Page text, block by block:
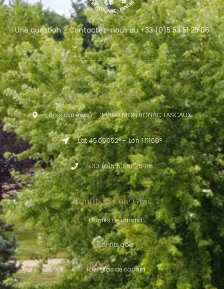
Une question ? Contactez-nous au +33 (0)5 53 51 25 06
Coordonnées
Bois Bareirou - 24290 MONTIGNAC LASCAUX
Lat 45.09052° - Lon 1.11169°
+33 (0)5 53 51 25 06
Confits & Foie Gras
Confits de canard
Confits d'oie
Foie gras de canard